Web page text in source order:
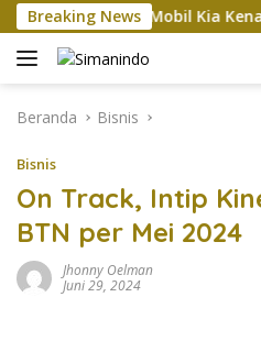
Langsung
ke
konten
Breaking NewsMobil Kia Kenalkan
Beranda Bisnis
Bisnis
On Track, Intip
BTN per Mei 2024
Jhonny Oelman
Juni 29, 2024